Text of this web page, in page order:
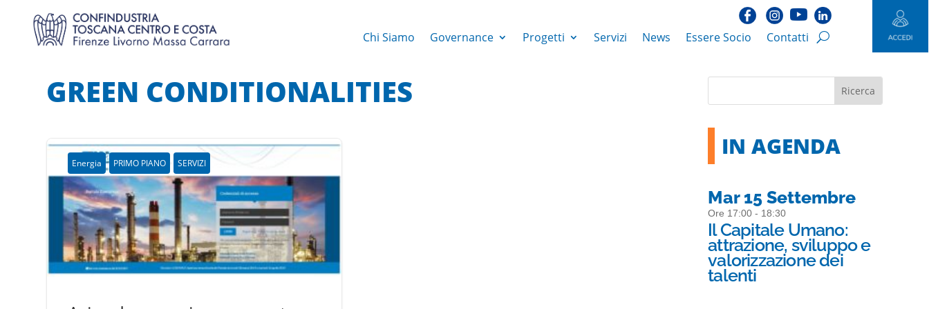
Chi Siamo Governance Progetti Servizi News Essere Socio Contatti
GREEN CONDITIONALITIES
Energia PRIMO PIANO SERVIZI
IN AGENDA
Mar 15 Settembre
Ore 17:00 - 18:30
Il Capitale Umano:
attrazione, sviluppo e
valorizzazione dei
talenti